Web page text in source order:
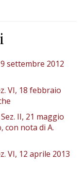
settembre 2012
VI, 18 febbraio
II, 21 maggio
con nota di A.
VI, 12 aprile 2013